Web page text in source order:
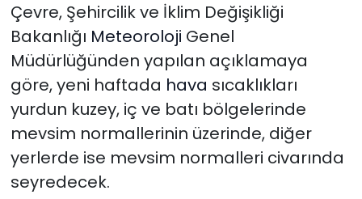
Çevre, Şehircilik ve İklim Değişikliği
Bakanlığı Meteoroloji Genel
Müdürlüğünden yapılan açıklamaya
göre, yeni haftada hava sıcaklıkları
yurdun kuzey, iç ve batı bölgelerinde
mevsim normallerinin üzerinde, diğer
yerlerde ise mevsim normalleri civarında
seyredecek.